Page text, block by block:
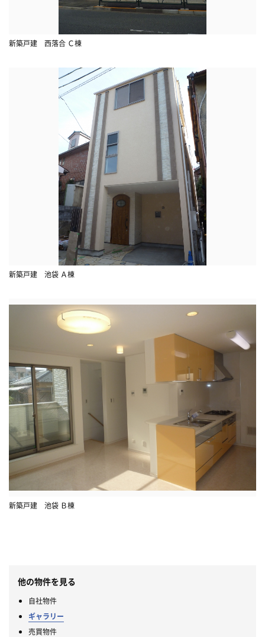
新築戸建 西落合 Ｃ棟
新築戸建 池袋 Ａ棟
新築戸建 池袋 Ｂ棟
他の物件を見る
自社物件
ギャラリー
売買物件